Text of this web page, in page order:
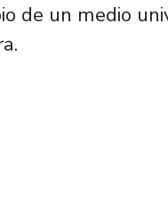
de un medio